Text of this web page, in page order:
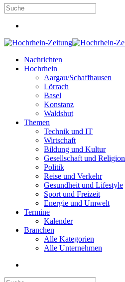
Nachrichten
Hochrhein
Aargau/Schaffhausen
Lörrach
Basel
Konstanz
Waldshut
Themen
Technik und IT
Wirtschaft
Bildung und Kultur
Gesellschaft und Religion
Politik
Reise und Verkehr
Gesundheit und Lifestyle
Sport und Freizeit
Energie und Umwelt
Termine
Kalender
Branchen
Alle Kategorien
Alle Unternehmen